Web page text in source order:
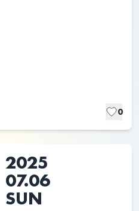
0
2025
07.06
SUN